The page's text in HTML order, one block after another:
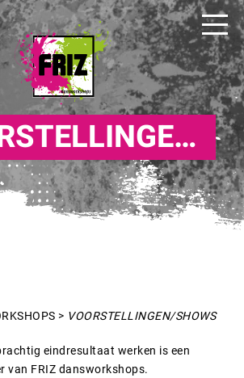
VOORSTELLINGEN/SHOWS
> VOORSTELLINGEN/SHOWS
eindresultaat werken is een
van FRIZ dansworkshops.